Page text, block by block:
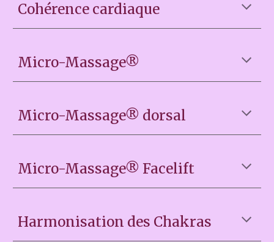
Cohérence cardiaque
Micro-Massage®
Micro-Massage® dorsal
Micro-Massage® Facelift
Harmonisation des Chakras